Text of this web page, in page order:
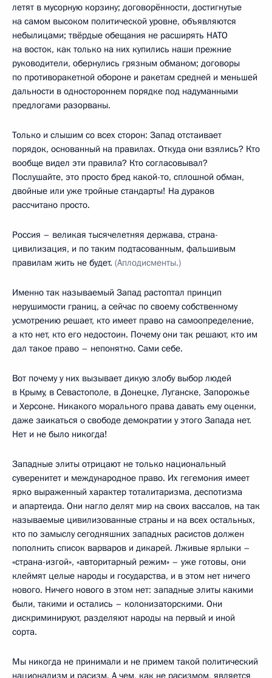
летят в мусорную корзину; договорённости, достигнутые
на самом высоком политической уровне, объявляются
небылицами; твёрдые обещания не расширять НАТО
на восток, как только на них купились наши прежние
руководители, обернулись грязным обманом; договоры
по противоракетной обороне и ракетам средней и меньшей
дальности в одностороннем порядке под надуманными
предлогами разорваны.
Только и слышим со всех сторон: Запад отстаивает
порядок, основанный на правилах. Откуда они взялись? Кто
вообще видел эти правила? Кто согласовывал?
Послушайте, это просто бред какой-то, сплошной обман,
двойные или уже тройные стандарты! На дураков
рассчитано просто.
Россия – великая тысячелетняя держава, страна-
цивилизация, и по таким подтасованным, фальшивым
правилам жить не будет. (Аплодисменты.)
Именно так называемый Запад растоптал принцип
нерушимости границ, а сейчас по своему собственному
усмотрению решает, кто имеет право на самоопределение,
а кто нет, кто его недостоин. Почему они так решают, кто им
дал такое право – непонятно. Сами себе.
Вот почему у них вызывает дикую злобу выбор людей
в Крыму, в Севастополе, в Донецке, Луганске, Запорожье
и Херсоне. Никакого морального права давать ему оценки,
даже заикаться о свободе демократии у этого Запада нет.
Нет и не было никогда!
Западные элиты отрицают не только национальный
суверенитет и международное право. Их гегемония имеет
ярко выраженный характер тоталитаризма, деспотизма
и апартеида. Они нагло делят мир на своих вассалов, на так
называемые цивилизованные страны и на всех остальных,
кто по замыслу сегодняшних западных расистов должен
пополнить список варваров и дикарей. Лживые ярлыки –
«страна-изгой», «авторитарный режим» – уже готовы, они
клеймят целые народы и государства, и в этом нет ничего
нового. Ничего нового в этом нет: западные элиты какими
были, такими и остались – колонизаторскими. Они
дискриминируют, разделяют народы на первый и иной
сорта.
Мы никогда не принимали и не примем такой политический
национализм и расизм. А чем, как не расизмом, является